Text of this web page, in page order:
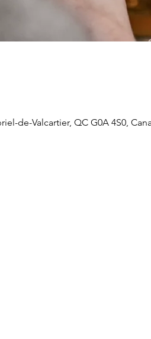
de-Valcartier, QC G0A 4S0,